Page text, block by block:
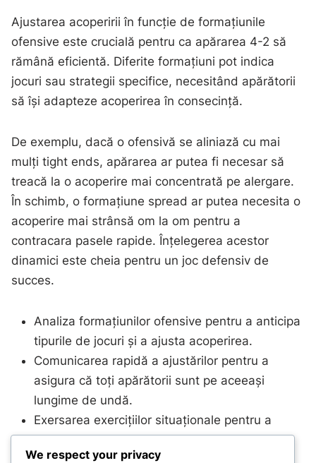
Ajustarea acoperirii în funcție de formațiunile
ofensive este crucială pentru ca apărarea 4-2 să
rămână eficientă. Diferite formațiuni pot indica
jocuri sau strategii specifice, necesitând apărătorii
să își adapteze acoperirea în consecință.
De exemplu, dacă o ofensivă se aliniază cu mai
mulți tight ends, apărarea ar putea fi necesar să
treacă la o acoperire mai concentrată pe alergare.
În schimb, o formațiune spread ar putea necesita o
acoperire mai strânsă om la om pentru a
contracara pasele rapide. Înțelegerea acestor
dinamici este cheia pentru un joc defensiv de
succes.
Analiza formațiunilor ofensive pentru a anticipa
tipurile de jocuri și a ajusta acoperirea.
Comunicarea rapidă a ajustărilor pentru a
asigura că toți apărătorii sunt pe aceeași
lungime de undă.
Exersarea exercițiilor situaționale pentru a
îmbunătăți reacția la diferite formațiuni.
We respect your privacy